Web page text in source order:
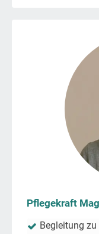
Pflegekraft
Begleitung zu